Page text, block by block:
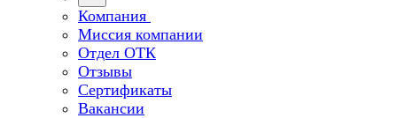
Компания
Миссия компании
Отдел ОТК
Отзывы
Сертификаты
Вакансии